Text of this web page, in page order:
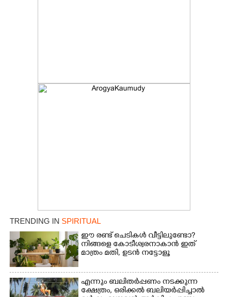
TRENDING IN SPIRITUAL
ഈ രണ്ട് ചെടികൾ വീട്ടിലുണ്ടോ?​
നിങ്ങളെ കോടീശ്വരനാകാൻ ഇത്
മാത്രം മതി,​ ഉടൻ നട്ടോളൂ
എന്നും ബലിതർപ്പണം നടക്കുന്ന
ക്ഷേത്രം,​ ഒരിക്കൽ ബലിയർപ്പിച്ചാൽ